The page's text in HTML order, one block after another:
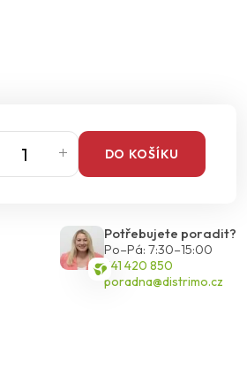
DO KOŠÍKU
Potřebujete poradit?
Po–Pá: 7:30–15:00
541 420 850
poradna@distrimo.cz